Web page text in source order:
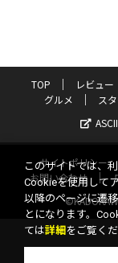
TOP レビュー
グルメ
ス
サイトポリシー
お問い合わせ
このサイトでは、
Cookieを使用して
以降のページに遷
とになります。
ては詳細 をご覧くだ